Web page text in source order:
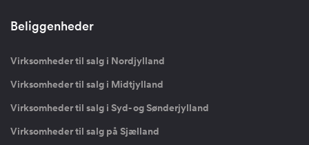
Beliggenheder
Virksomheder til salg i Nordjylland
Virksomheder til salg i Midtjylland
Virksomheder til salg i Syd- og Sønderjylland
Virksomheder til salg på Sjælland